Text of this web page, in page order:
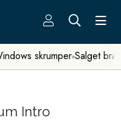
skrumper Salget
Intro